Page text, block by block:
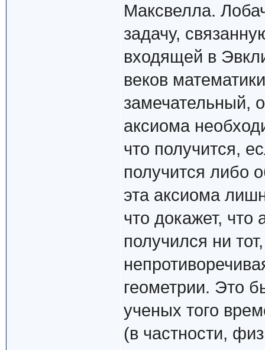
Максвелла.
задачу,
входящей в
веков
замечательный,
аксиома
что получится,
получится либо
эта аксиома
что докажет, что
получился ни
геометрии. Это
ученых того
(в частности,